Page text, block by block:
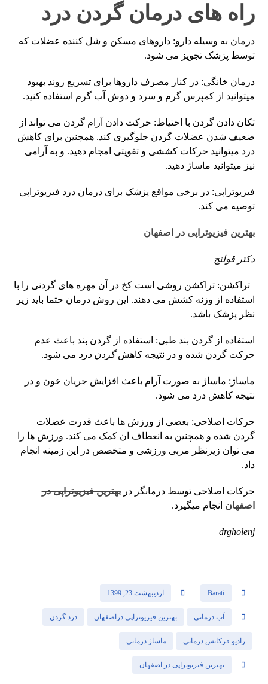
راه های درمان گردن درد
درمان به وسیله دارو: داروهای مسکن و شل کننده عضلات که
توسط پزشک تجویز می شود.
درمان خانگی: در کنار مصرف داروها برای تسریع روند بهبود
میتوانید از کمپرس گرم و سرد و دوش آب گرم استفاده کنید.
تکان دادن گردن با احتیاط: حرکت دادن آرام گردن می تواند از
ضعیف شدن عضلات گردن جلوگیری کند. همچنین برای کاهش
درد میتوانید حرکات کششی و تقویتی امجام دهید. و به آرامی
نیز میتوانید ماساژ دهید.
فیزیوتراپی: در برخی مواقع پزشک برای درمان درد فیزیوتراپی
توصیه می کند.
بهترین فیزیوتراپی در اصفهان
دکتر قولنج
تراکشن: تراکشن روشی است کخ در آن مهره های گردنی را با
استفاده از وزنه کشش می دهند. این روش درمان حتما باید زیر
نظر پزشک باشد.
استفاده از گردن بند طبی: استفاده از گردن بند باعث عدم
حرکت گردن شده و در نتیجه کاهشگردن درد می شود.
ماساژ: ماساژ به صورت آرام باعث افزایش جریان خون و در
نتیجه کاهش درد می شود.
حرکات اصلاحی: بعضی از ورزش ها باعث قدرت عضلات
گردن شده و همچنین به انعطاف ان کمک می کند. ورزش ها را
می توان زیرنظر مربی ورزشی و متخصص در این زمینه انجام
داد.
حرکات اصلاحی توسط درمانگر دربهترین فیزیوتراپی در
اصفهانانجام میگیرد.
drgholenj
Barati اردیبهشت 23, 1399
آب درمانی بهترین فیزیوتراپی دراصفهان درد گردن
رادیو فرکانس درمانی ماساژ درمانی
بهترین فیزیوتراپی در اصفهان